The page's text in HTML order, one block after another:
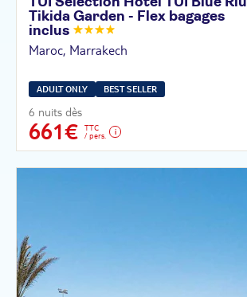
Tikida Garden - Flex bagages
inclus
Maroc, Marrakech
ADULT ONLY BEST SELLER
6 nuits dès
661€
TTC
/ pers.